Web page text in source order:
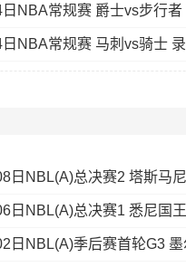
NBA常规赛 马刺vs骑士